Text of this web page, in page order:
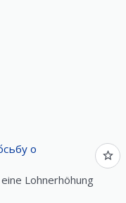
о
Lohnerhöhung